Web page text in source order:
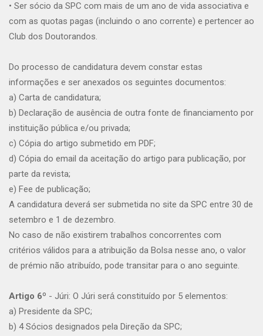
• Ser sócio da SPC com mais de um ano de vida associativa e
com as quotas pagas (incluindo o ano corrente) e pertencer ao
Club dos Doutorandos.
Do processo de candidatura devem constar estas
informações e ser anexados os seguintes documentos:
a) Carta de candidatura;
b) Declaração de ausência de outra fonte de financiamento por
instituição pública e/ou privada;
c) Cópia do artigo submetido em PDF;
d) Cópia do email da aceitação do artigo para publicação, por
parte da revista;
e) Fee de publicação;
A candidatura deverá ser submetida no site da SPC entre 30 de
setembro e 1 de dezembro.
No caso de não existirem trabalhos concorrentes com
critérios válidos para a atribuição da Bolsa nesse ano, o valor
de prémio não atribuído, pode transitar para o ano seguinte.
Artigo 6º - Júri: O Júri será́ constituído por 5 elementos:
a) Presidente da SPC;
b) 4 Sócios designados pela Direção da SPC;